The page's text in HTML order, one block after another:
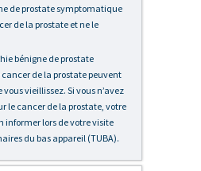
de prostate symptomatique
de la prostate et ne le
bénigne de prostate
de la prostate peuvent
vieillissez. Si vous n’avez
le cancer de la prostate, votre
informer lors de votre visite
du bas appareil (TUBA).